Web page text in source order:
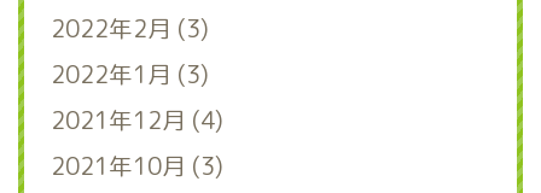
2022年2月 (3)
2022年1月 (3)
2021年12月 (4)
2021年10月 (3)